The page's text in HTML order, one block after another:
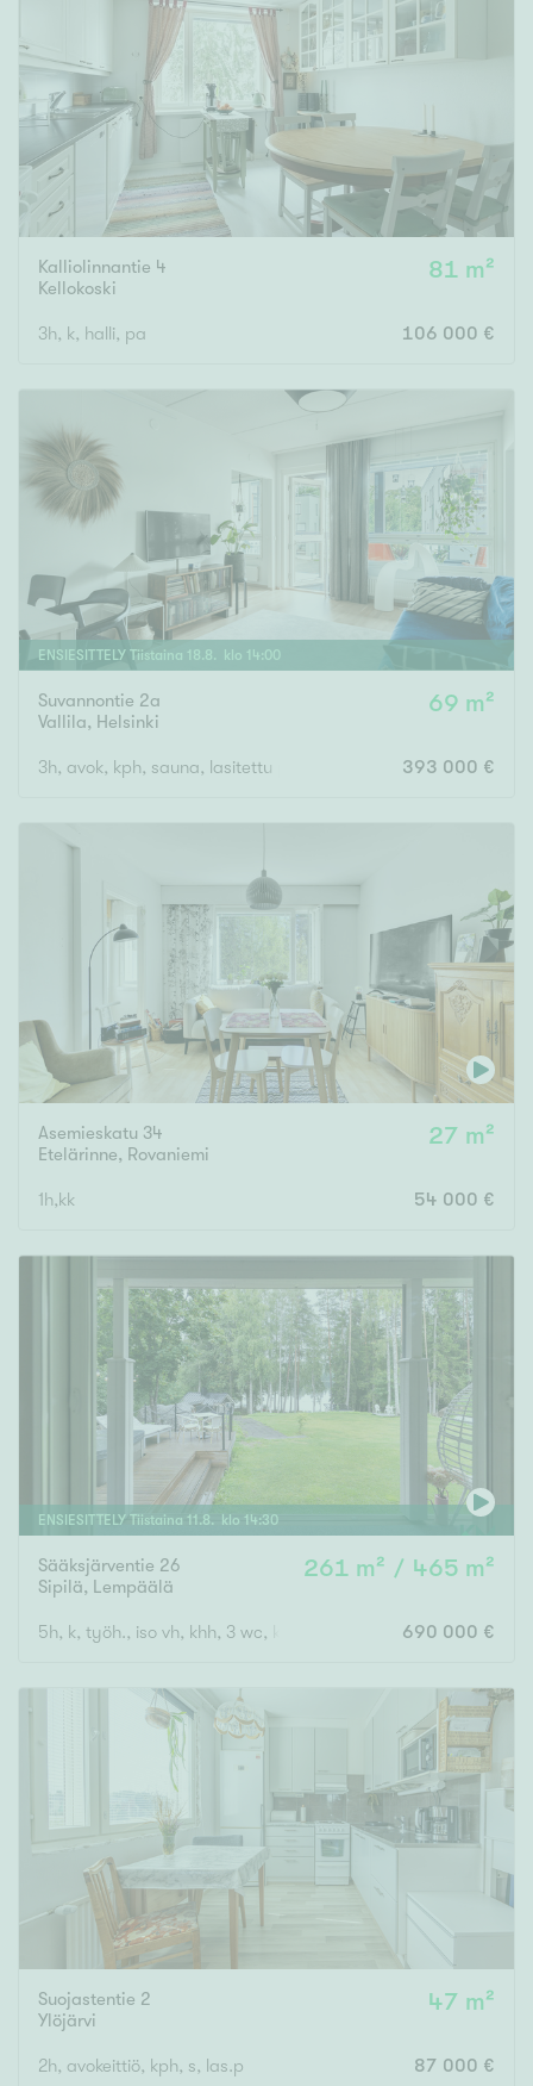
Kalliolinnantie 4
Kellokoski
81 m²
3h, k, halli, pa 106 000 €
ENSIESITTELY Tiistaina 18.8. klo 14:00
Suvannontie 2a
Vallila, Helsinki
69 m²
3h, avok, kph, sauna, lasitettu parveke 393 000 €
Asemieskatu 34
Etelärinne, Rovaniemi
27 m²
1h,kk 54 000 €
ENSIESITTELY Tiistaina 11 .8. klo 14:30
Sääksjärventie 26
Sipilä, Lempäälä
261 m² / 465 m²
5h, k, työh., iso vh, khh, 3 wc, kph, s, iso autotalli, var.,
690 000 €
Suojastentie 2
Ylöjärvi
47 m²
2h, avokeittiö, kph, s, las.p 87 000 €